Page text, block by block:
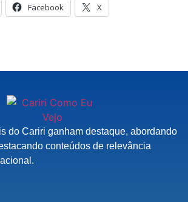
Facebook X
do Cariri ganham destaque, abordando
conteúdos de relevância